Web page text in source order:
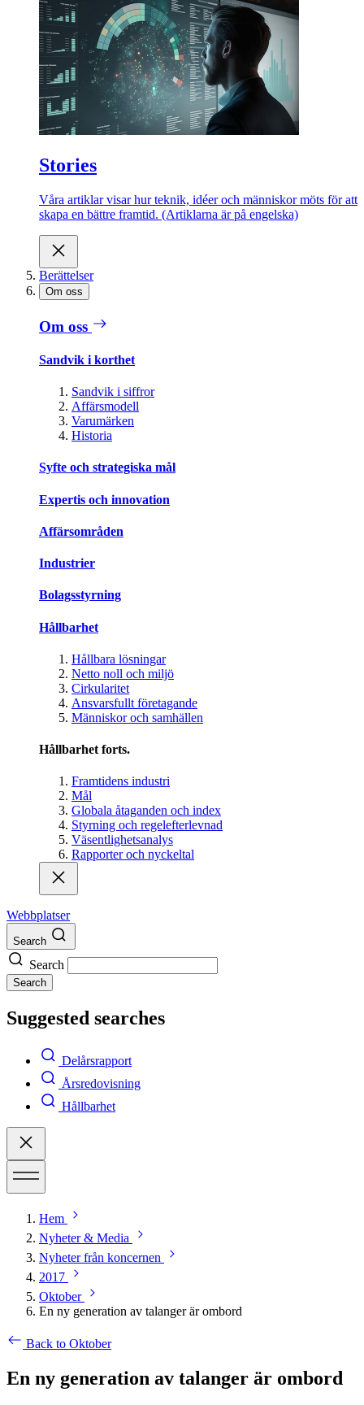
Stories
Våra artiklar visar hur teknik, idéer och människor möts för att
skapa en bättre framtid. (Artiklarna är på engelska)
Berättelser
Om oss
Om oss
Sandvik i korthet
Sandvik i siffror
Affärsmodell
Varumärken
Historia
Syfte och strategiska mål
Expertis och innovation
Affärsområden
Industrier
Bolagsstyrning
Hållbarhet
Hållbara lösningar
Netto noll och miljö
Cirkularitet
Ansvarsfullt företagande
Människor och samhällen
Hållbarhet forts.
Framtidens industri
Mål
Globala åtaganden och index
Styrning och regelefterlevnad
Väsentlighetsanalys
Rapporter och nyckeltal
Webbplatser
Search
Search
Search
Suggested searches
Delårsrapport
Årsredovisning
Hållbarhet
Hem
Nyheter & Media
Nyheter från koncernen
2017
Oktober
En ny generation av talanger är ombord
Back to Oktober
En ny generation av talanger är ombord